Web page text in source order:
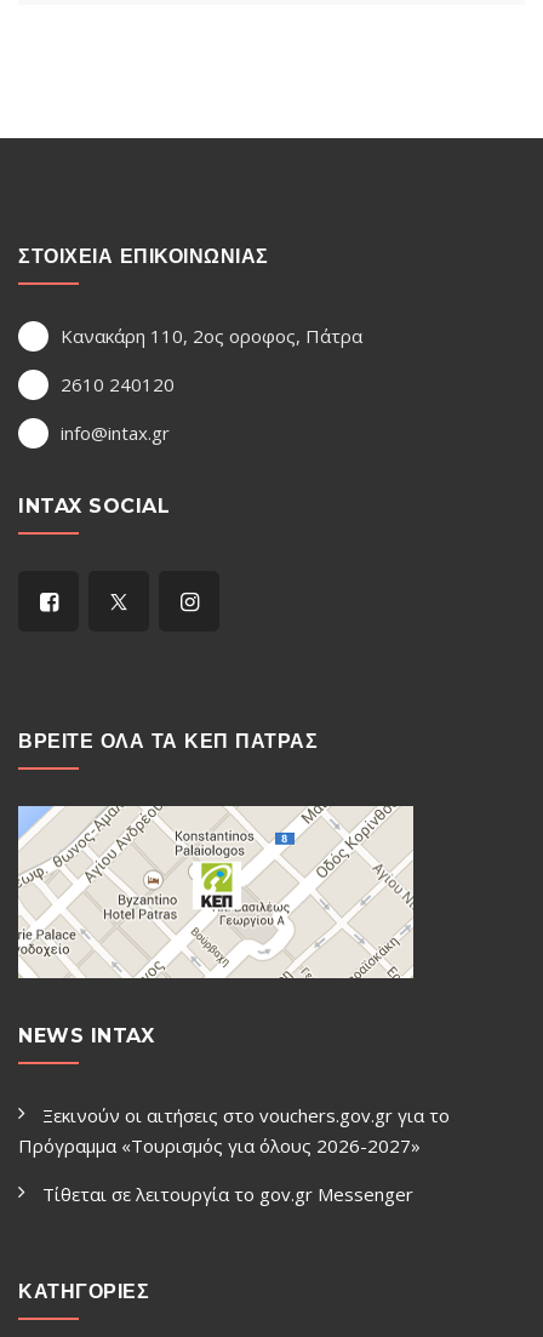
ΣΤΟΙΧΕΙΑ ΕΠΙΚΟΙΝΩΝΙΑΣ
Κανακάρη 110, 2ος οροφος, Πάτρα
2610 240120
info@intax.gr
INTAX SOCIAL
ΒΡΕΙΤΕ ΟΛΑ ΤΑ ΚΕΠ ΠΑΤΡΑΣ
NEWS INTAX
Ξεκινούν οι αιτήσεις στο vouchers.gov.gr για το
Πρόγραμμα «Τουρισμός για όλους 2026-2027»
Τίθεται σε λειτουργία το gov.gr Μessenger
ΚΑΤΗΓΟΡΙΕΣ